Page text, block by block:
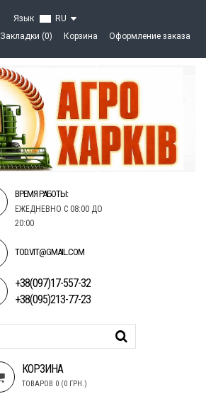
Язык
RU
Закладки (0) Корзина Оформление заказа
ВРЕМЯ РАБОТЫ:
ЕЖЕДНЕВНО С 08:00 ДО
20:00
TOD.VIT@GMAIL.COM
+38(097)17-557-32
+38(095)213-77-23
КОРЗИНА
ТОВАРОВ 0 (0 ГРН.)